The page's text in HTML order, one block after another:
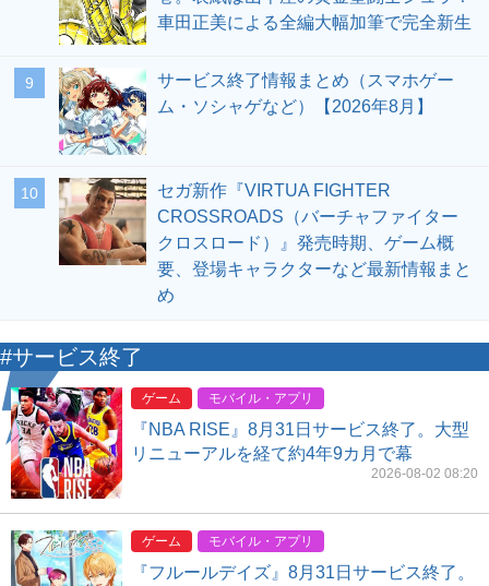
車田正美による全編大幅加筆で完全新生
9
サービス終了情報まとめ（スマホゲー
ム・ソシャゲなど）【2026年8月】
10
セガ新作『VIRTUA FIGHTER
CROSSROADS（バーチャファイター
クロスロード）』発売時期、ゲーム概
要、登場キャラクターなど最新情報まと
め
#サービス終了
ゲーム モバイル・アプリ
『NBA RISE』8月31日サービス終了。大型
リニューアルを経て約4年9カ月で幕
2026-08-02 08:20
ゲーム モバイル・アプリ
『フルールデイズ』8月31日サービス終了。